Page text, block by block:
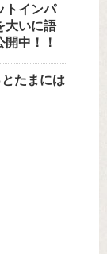
トインパ
大いに語
中！！
たまには